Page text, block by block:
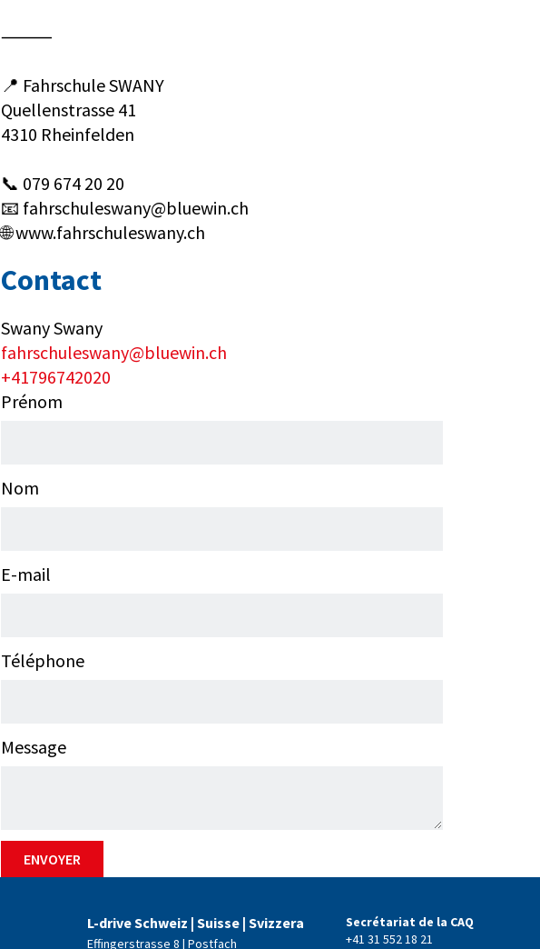
⸻
📍 Fahrschule SWANY
Quellenstrasse 41
4310 Rheinfelden
📞 079 674 20 20
📧 fahrschuleswany@bluewin.ch
🌐 www.fahrschuleswany.ch
Contact
Swany Swany
fahrschuleswany@bluewin.ch
+41796742020
Prénom
Nom
E-mail
Téléphone
Message
ENVOYER
L-drive Schweiz | Suisse | Svizzera
Effingerstrasse 8 | Postfach
Secrétariat de la CAQ
+41 31 552 18 21